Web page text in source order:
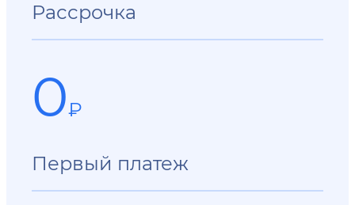
Рассрочка
0₽
Первый платеж